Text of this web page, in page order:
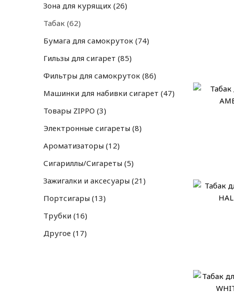
Зона для курящих 26
Табак 62
Бумага для самокруток 74
Гильзы для сигарет 85
Фильтры для самокруток 86
Машинки для набивки сигарет 47
Товары ZIPPO 3
Электронные сигареты 8
Ароматизаторы 12
Сигариллы/Сигареты 5
Зажигалки и аксесуары 21
Портсигары 13
Трубки 16
Другое 17